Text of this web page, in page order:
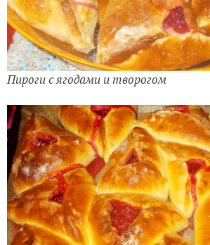
Пироги с ягодами и творогом